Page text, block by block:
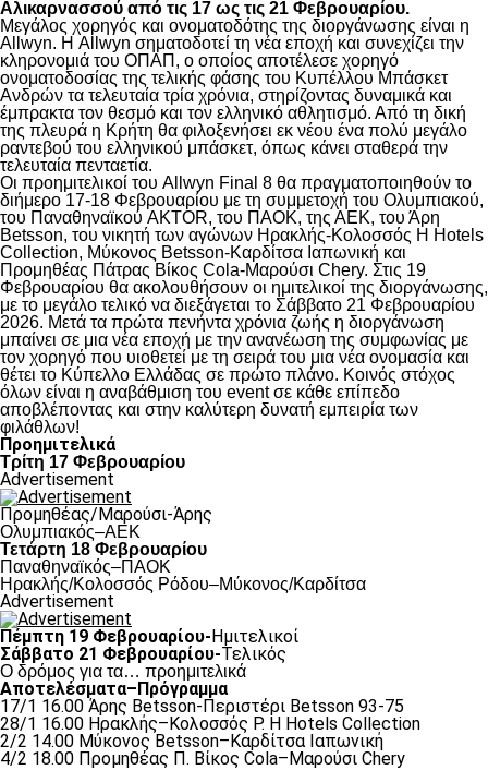
Αλικαρνασσού από τις 17 ως τις 21 Φεβρουαρίου.
Μεγάλος χορηγός και ονοματοδότης της διοργάνωσης είναι η
Allwyn. Η Allwyn σηματοδοτεί τη νέα εποχή και συνεχίζει την
κληρονομιά του ΟΠΑΠ, ο οποίος αποτέλεσε χορηγό
ονοματοδοσίας της τελικής φάσης του Κυπέλλου Μπάσκετ
Ανδρών τα τελευταία τρία χρόνια, στηρίζοντας δυναμικά και
έμπρακτα τον θεσμό και τον ελληνικό αθλητισμό. Από τη δική
της πλευρά η Κρήτη θα φιλοξενήσει εκ νέου ένα πολύ μεγάλο
ραντεβού του ελληνικού μπάσκετ, όπως κάνει σταθερά την
τελευταία πενταετία.
Οι προημιτελικοί του Allwyn Final 8 θα πραγματοποιηθούν το
διήμερο 17-18 Φεβρουαρίου με τη συμμετοχή του Ολυμπιακού,
του Παναθηναϊκού AKTOR, του ΠΑΟΚ, της ΑΕΚ, του Άρη
Betsson, του νικητή των αγώνων Ηρακλής-Κολοσσός H Hotels
Collection, Μύκονος Betsson-Καρδίτσα Ιαπωνική και
Προμηθέας Πάτρας Βίκος Cola-Μαρούσι Chery. Στις 19
Φεβρουαρίου θα ακολουθήσουν οι ημιτελικοί της διοργάνωσης,
με το μεγάλο τελικό να διεξάγεται το Σάββατο 21 Φεβρουαρίου
2026. Μετά τα πρώτα πενήντα χρόνια ζωής η διοργάνωση
μπαίνει σε μια νέα εποχή με την ανανέωση της συμφωνίας με
τον χορηγό που υιοθετεί με τη σειρά του μια νέα ονομασία και
θέτει το Κύπελλο Ελλάδας σε πρώτο πλάνο. Κοινός στόχος
όλων είναι η αναβάθμιση του event σε κάθε επίπεδο
αποβλέποντας και στην καλύτερη δυνατή εμπειρία των
φιλάθλων!
Προημιτελικά
Τρίτη 17 Φεβρουαρίου
Advertisement
Προμηθέας/Μαρούσι-Άρης
Ολυμπιακός–ΑΕΚ
Τετάρτη 18 Φεβρουαρίου
Παναθηναϊκός–ΠΑΟΚ
Hρακλής/Κολοσσός Ρόδου–Μύκονος/Καρδίτσα
Advertisement
Πέμπτη 19 Φεβρουαρίου-Ημιτελικοί
Σάββατο 21 Φεβρουαρίου-Τελικός
Ο δρόμος για τα… προημιτελικά
Αποτελέσματα–Πρόγραμμα
17/1 16.00 Άρης Betsson-Περιστέρι Betsson 93-75
28/1 16.00 Ηρακλής–Κολοσσός Ρ. H Hotels Collection
2/2 14.00 Μύκονος Betsson–Καρδίτσα Ιαπωνική
4/2 18.00 Προμηθέας Π. Βίκος Cola–Μαρούσι Chery